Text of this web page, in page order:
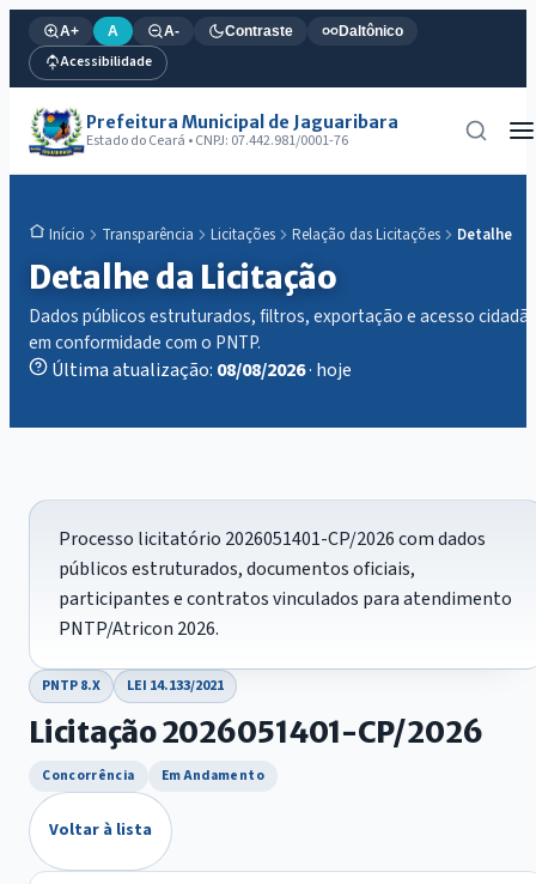
A+ A A- Contraste Daltônico
Acessibilidade
Prefeitura Municipal de Jaguaribara
Estado do Ceará • CNPJ: 07.442.981/0001-76
Início Transparência Licitações Relação das Licitações Detalhe
Detalhe da Licitação
Dados públicos estruturados, filtros, exportação e acesso
em conformidade com o PNTP.
Última atualização: 08/08/2026· hoje
Processo licitatório 2026051401-CP/2026 com dados
públicos estruturados, documentos oficiais,
participantes e contratos vinculados para atendimento
PNTP/Atricon 2026.
PNTP 8.X LEI 14.133/2021
Licitação 2026051401-CP/2026
Concorrência Em Andamento
Voltar à lista